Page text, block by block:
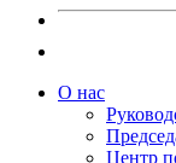
О нас
Центр